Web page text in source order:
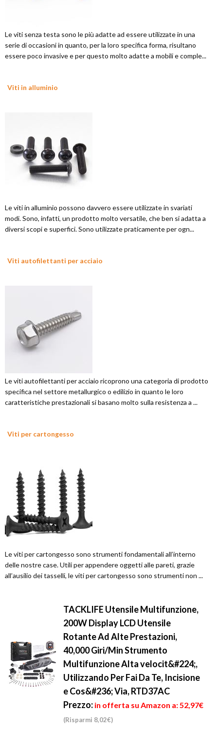
Le viti senza testa sono le più adatte ad essere utilizzate in una
serie di occasioni in quanto, per la loro specifica forma, risultano
essere poco invasive e per questo molto adatte a mobili e comple...
Viti in alluminio
Le viti in alluminio possono davvero essere utilizzate in svariati
modi. Sono, infatti, un prodotto molto versatile, che ben si adatta a
diversi scopi e superfici. Sono utilizzate praticamente per ogn...
Viti autofilettanti per acciaio
Le viti autofilettanti per acciaio ricoprono una categoria di prodotto
specifica nel settore metallurgico o edilizio in quanto le loro
caratteristiche prestazionali si basano molto sulla resistenza a ...
Viti per cartongesso
Le viti per cartongesso sono strumenti fondamentali all’interno
delle nostre case. Utili per appendere oggetti alle pareti, grazie
all’ausilio dei tasselli, le viti per cartongesso sono strumenti non ...
TACKLIFE Utensile Multifunzione,
200W Display LCD Utensile
Rotante Ad Alte Prestazioni,
40,000 Giri/Min Strumento
Multifunzione Alta velocit&#224;,
Utilizzando Per Fai Da Te, Incisione
e Cos&#236; Via, RTD37AC
Prezzo: in offerta su Amazon a: 52,97€
(Risparmi 8,02€)